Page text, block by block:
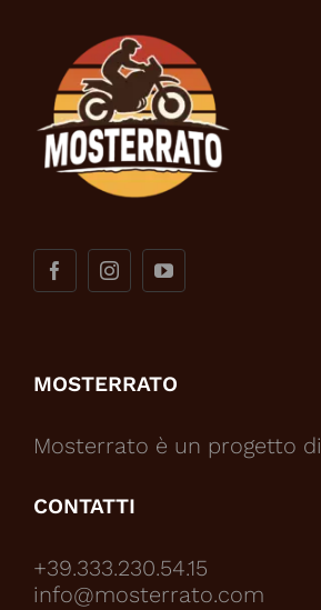
MOSTERRATO
Mosterrato è un progetto
CONTATTI
+39.333.230.54.15
info@mosterrato.com